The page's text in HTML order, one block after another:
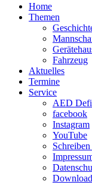
Home
Themen
Fahrzeug
Aktuelles
Termine
Service
AED
facebook
Instagram
YouTube